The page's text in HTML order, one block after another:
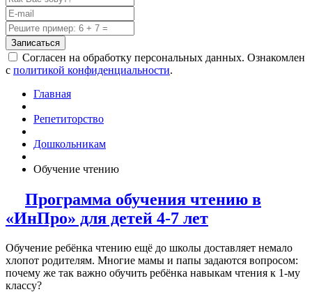
Записаться
Согласен на обработку персональных данных. Ознакомлен
с политикой конфиденциальности.
Главная
Репетиторство
Дошкольникам
Обучение чтению
Программа обучения чтению в
«ИнПро» для детей 4-7 лет
Обучение ребёнка чтению ещё до школы доставляет немало
хлопот родителям. Многие мамы и папы задаются вопросом:
почему же так важно обучить ребёнка навыкам чтения к 1-му
классу?